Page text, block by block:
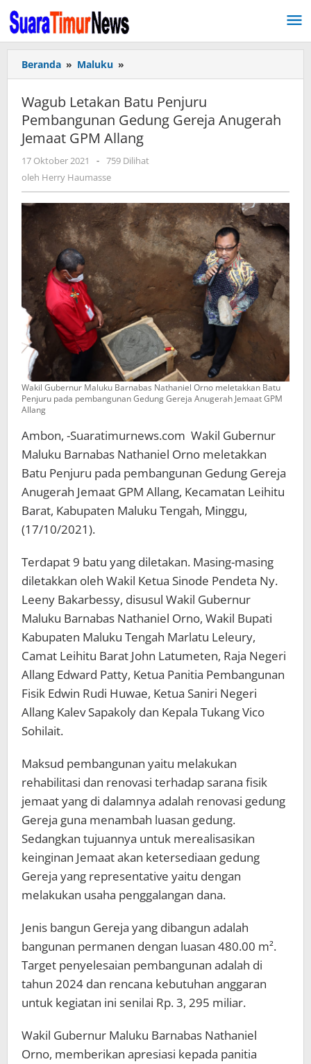
Lewati
ke
konten
Beranda » Maluku »
Letakan
Penjuru
Pembangunan
Gedung
Anugerah
GPM
Allang
Wagub Letakan Batu Penjuru
Pembangunan Gedung Gereja Anugerah
Jemaat GPM Allang
17 Oktober 2021
oleh
Herry
- 759 Dilihat
oleh Herry Haumasse
Wakil Gubernur Maluku Barnabas Nathaniel Orno meletakkan Batu
Penjuru pada pembangunan Gedung Gereja Anugerah Jemaat GPM
Allang
Ambon, -Suaratimurnews.com Wakil Gubernur
Maluku Barnabas Nathaniel Orno meletakkan
Batu Penjuru pada pembangunan Gedung Gereja
Anugerah Jemaat GPM Allang, Kecamatan Leihitu
Barat, Kabupaten Maluku Tengah, Minggu,
(17/10/2021).
Terdapat 9 batu yang diletakan. Masing-masing
diletakkan oleh Wakil Ketua Sinode Pendeta Ny.
Leeny Bakarbessy, disusul Wakil Gubernur
Maluku Barnabas Nathaniel Orno, Wakil Bupati
Kabupaten Maluku Tengah Marlatu Leleury,
Camat Leihitu Barat John Latumeten, Raja Negeri
Allang Edward Patty, Ketua Panitia Pembangunan
Fisik Edwin Rudi Huwae, Ketua Saniri Negeri
Allang Kalev Sapakoly dan Kepala Tukang Vico
Sohilait.
Maksud pembangunan yaitu melakukan
rehabilitasi dan renovasi terhadap sarana fisik
jemaat yang di dalamnya adalah renovasi gedung
Gereja guna menambah luasan gedung.
Sedangkan tujuannya untuk merealisasikan
keinginan Jemaat akan ketersediaan gedung
Gereja yang representative yaitu dengan
melakukan usaha penggalangan dana.
Jenis bangun Gereja yang dibangun adalah
bangunan permanen dengan luasan 480.00 m².
Target penyelesaian pembangunan adalah di
tahun 2024 dan rencana kebutuhan anggaran
untuk kegiatan ini senilai Rp. 3, 295 miliar.
Wakil Gubernur Maluku Barnabas Nathaniel
Orno, memberikan apresiasi kepada panitia